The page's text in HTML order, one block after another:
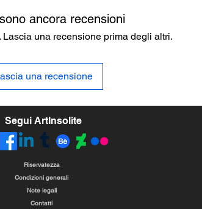
ancora recensioni
una recensione prima degli altri.
una recensione
Segui ArtInsolite
Riservatezza
Condizioni generali
Note legali
Contatti